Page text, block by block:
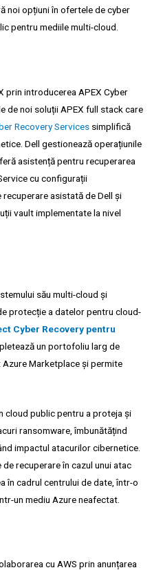
noi opțiuni în ofertele de cyber
pentru mediile multi-cloud.
prin introducerea APEX Cyber
de noi soluții APEX full stack care
Recovery Services simplifică
Dell gestionează operațiunile
asistență pentru recuperarea
cu configurații
asistată de Dell și
vault implementate la nivel
său multi-cloud și
protecție a datelor pentru cloud-
Cyber Recovery pentru
un portofoliu larg de
Marketplace și permite
cloud public pentru a proteja și
ransomware, îmbunătățind
impactul atacurilor cibernetice.
recuperare în cazul unui atac
în cadrul centrului de date, într-o
un mediu Azure neafectat.
cu AWS prin anunțarea